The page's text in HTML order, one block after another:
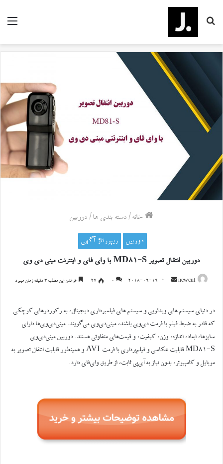
منو
برای
خانه / دسته بندی ها / دوربین
دوربین ریپورتاژ آگهی
دوربین انتقال تصویر MD81-S با وای فای و اینترنت مینی دی وی
newcut
ارسال
2018-06-19
0 ۲۷ خواندن این مطلب ۳ دقیقه زمان میبرد
در دنیای سیستم های ویدئویی و سیستم های فیلمبرداری دیجیتال، به رکوردر‌های کوچکی
که قادر به ضبط فیلم با فرمت دی‌وی باشند، مینی‌دی‌وی می‌گویند. مینی‌دی‌وی‌ها دارای
سایزها، ابعاد، اندازه، وزن، کیفیت، و قیمت‌های متفاوتی هستند. دوربین مینی‌دی‌وی
MD81-S قابلیت عکاسی و فیلم‌برداری با فرمت AVI و همینطور قابلیت انتقال تصویر به
موبایل و کامپیوتر، بدون نیاز به آی‌پی ثابت، از طریق وای‌فای دارد.